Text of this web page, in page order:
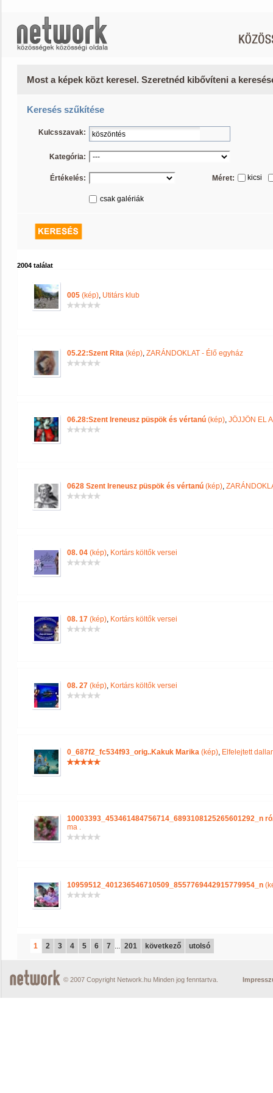
Most a képek közt keresel. Szeretnéd kibővíteni a
Keresés szűkítése
Kulcsszavak:
Kategória:
Értékelés: Méret: kicsi
csak galériák
2004 találat
005 (kép), Utitárs klub
05.22:Szent Rita (kép), ZARÁNDOKLAT - Élő egyház
06.28:Szent Ireneusz püspök és vértanú (kép), JÖJJÖN EL
0628 Szent Ireneusz püspök és vértanú (kép),
08. 04 (kép), Kortárs költők versei
08. 17 (kép), Kortárs költők versei
08. 27 (kép), Kortárs költők versei
0_687f2_fc534f93_orig..Kakuk Marika (kép), Elfelejtett
10003393_453461484756714_6893108125265601292_n
ma .
10959512_401236546710509_8557769442915779954_n
1 2 3 4 5 6 7 ... 201 következő utolsó
© 2007 Copyright Network.hu Minden jog fenntartva.